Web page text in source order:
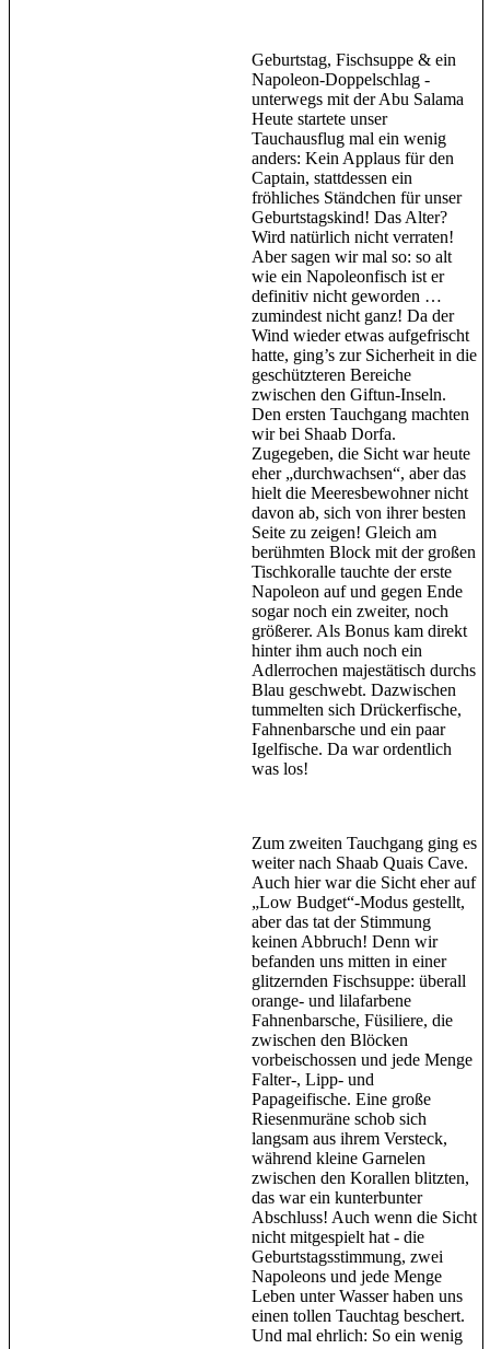
Geburtstag, Fischsuppe & ein
Napoleon-Doppelschlag -
unterwegs mit der Abu Salama
Heute startete unser
Tauchausflug mal ein wenig
anders: Kein Applaus für den
Captain, stattdessen ein
fröhliches Ständchen für unser
Geburtstagskind! Das Alter?
Wird natürlich nicht verraten!
Aber sagen wir mal so: so alt
wie ein Napoleonfisch ist er
definitiv nicht geworden …
zumindest nicht ganz! Da der
Wind wieder etwas aufgefrischt
hatte, ging’s zur Sicherheit in die
geschützteren Bereiche
zwischen den Giftun-Inseln.
Den ersten Tauchgang machten
wir bei Shaab Dorfa.
Zugegeben, die Sicht war heute
eher „durchwachsen“, aber das
hielt die Meeresbewohner nicht
davon ab, sich von ihrer besten
Seite zu zeigen! Gleich am
berühmten Block mit der großen
Tischkoralle tauchte der erste
Napoleon auf und gegen Ende
sogar noch ein zweiter, noch
größerer. Als Bonus kam direkt
hinter ihm auch noch ein
Adlerrochen majestätisch durchs
Blau geschwebt. Dazwischen
tummelten sich Drückerfische,
Fahnenbarsche und ein paar
Igelfische. Da war ordentlich
was los!
Zum zweiten Tauchgang ging es
weiter nach Shaab Quais Cave.
Auch hier war die Sicht eher auf
„Low Budget“-Modus gestellt,
aber das tat der Stimmung
keinen Abbruch! Denn wir
befanden uns mitten in einer
glitzernden Fischsuppe: überall
orange- und lilafarbene
Fahnenbarsche, Füsiliere, die
zwischen den Blöcken
vorbeischossen und jede Menge
Falter-, Lipp- und
Papageifische. Eine große
Riesenmuräne schob sich
langsam aus ihrem Versteck,
während kleine Garnelen
zwischen den Korallen blitzten,
das war ein kunterbunter
Abschluss! Auch wenn die Sicht
nicht mitgespielt hat - die
Geburtstagsstimmung, zwei
Napoleons und jede Menge
Leben unter Wasser haben uns
einen tollen Tauchtag beschert.
Und mal ehrlich: So ein wenig